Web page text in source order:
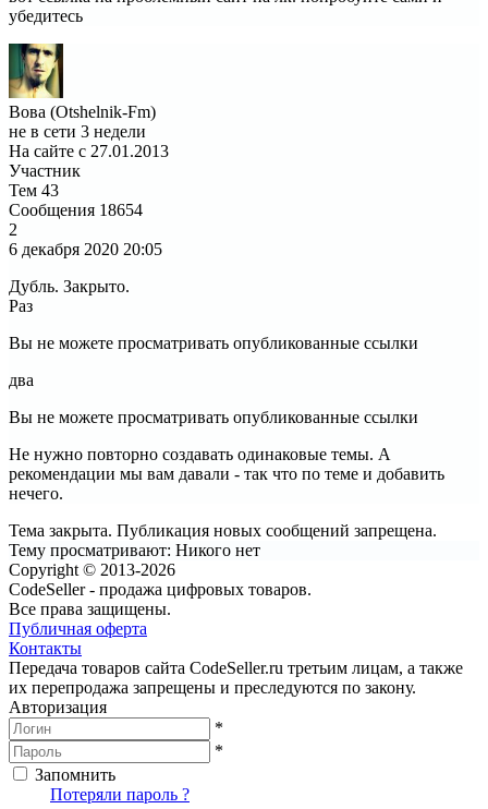
убедитесь
Вова (Otshelnik-Fm)
не в сети 3 недели
На сайте с 27.01.2013
Участник
Тем 43
Сообщения 18654
2
6 декабря 2020 20:05
Дубль. Закрыто.
Раз
Вы не можете просматривать опубликованные ссылки
два
Вы не можете просматривать опубликованные ссылки
Не нужно повторно создавать одинаковые темы. А
рекомендации мы вам давали - так что по теме и добавить
нечего.
Тема закрыта. Публикация новых сообщений запрещена.
Тему просматривают: Никого нет
Copyright © 2013-2026
CodeSeller - продажа цифровых товаров.
Все права защищены.
Публичная оферта
Контакты
Передача товаров сайта CodeSeller.ru третьим лицам, а также
их перепродажа запрещены и преследуются по закону.
Авторизация
*
*
Запомнить
Потеряли пароль ?